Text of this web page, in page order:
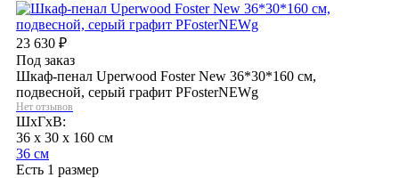
23 630 ₽
Под заказ
Шкаф-пенал Uperwood Foster New 36*30*160 см,
подвесной, серый графит PFosterNEWg
Нет отзывов
ШхГхВ:
36 x 30 x 160 см
36 см
Есть 1 размер